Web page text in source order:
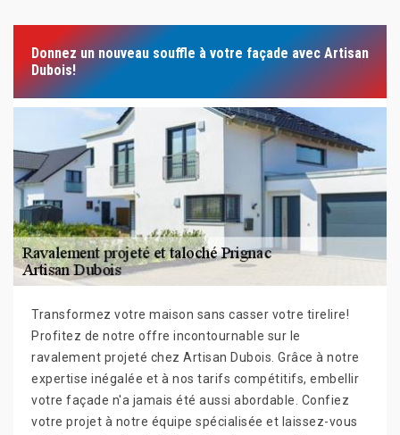
Donnez un nouveau souffle à votre façade avec Artisan
Dubois!
Transformez votre maison sans casser votre tirelire!
Profitez de notre offre incontournable sur le
ravalement projeté chez Artisan Dubois. Grâce à notre
expertise inégalée et à nos tarifs compétitifs, embellir
votre façade n'a jamais été aussi abordable. Confiez
votre projet à notre équipe spécialisée et laissez-vous